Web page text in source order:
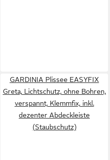
GARDINIA Plissee EASYFIX
Greta, Lichtschutz, ohne Bohren,
verspannt, Klemmfix, inkl.
dezenter Abdeckleiste
(Staubschutz)